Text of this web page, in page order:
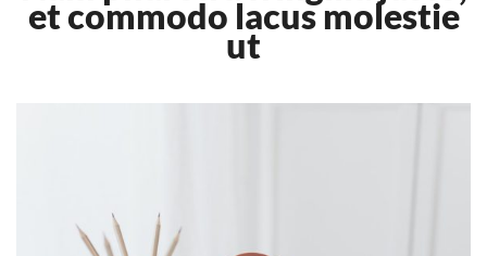
et commodo lacus molestie
ut